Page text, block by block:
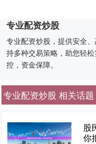
专业配资炒股
专业配资炒股，提供安全
持多种交易策略，助您轻
控，资金保障。
专业配资炒股 相关话题
股
你